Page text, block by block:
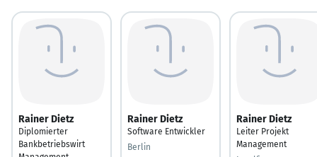
Rainer Dietz
Diplomierter
Bankbetriebswirt
Rainer Dietz
Software Entwickler
Berlin
Rainer Dietz
Leiter Projekt
Management